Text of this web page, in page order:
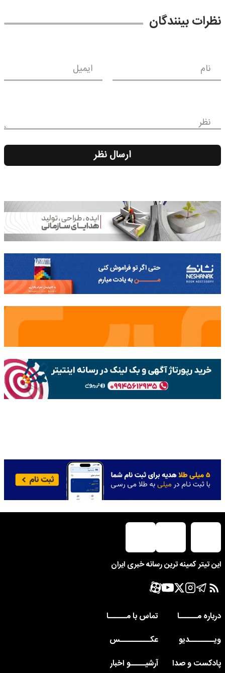
نظرات بینندگان
نام ایمیل
نظر
ارسال نظر
این تیتر کمینه ترین رسانه خبری ایران
درباره مــــــا
تماس با مــــــا
ویــــــــدیو
عکــــــــــس
پادکست و صدا
آرشیـــــو اخبار